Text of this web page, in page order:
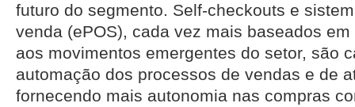
futuro do segmento. Self-checkouts e
venda (ePOS), cada vez mais baseados
aos movimentos emergentes do setor, são
automação dos processos de vendas e de
fornecendo mais autonomia nas compras